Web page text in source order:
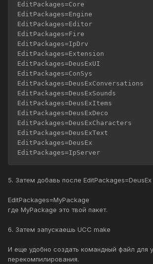
EditPackages=Core
EditPackages=Engine
EditPackages=Editor
EditPackages=Fire
EditPackages=IpDrv
EditPackages=Extension
EditPackages=DeusExUI
EditPackages=ConSys
EditPackages=DeusExConversations
EditPackages=DeusExSounds
EditPackages=DeusExItems
EditPackages=DeusExDeco
EditPackages=DeusExCharacters
EditPackages=DeusExText
EditPackages=DeusEx
5. Затем добавь после EditPackages=DeusEx
EditPackages=MyPackage
где MyPackage это твой пакет.
6. Затем запускаешь UCC make
И еще удобно создать командный файл для
перекомпилирования.